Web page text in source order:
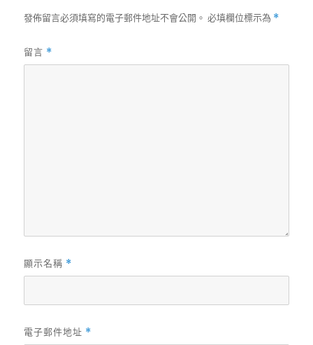
發佈留言必須填寫的電子郵件地址不會公開。 必填欄位標示為 *
留言 *
顯示名稱 *
電子郵件地址 *